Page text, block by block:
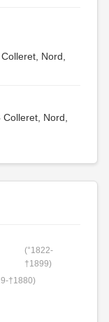
Nord,
Nord,
(°1822-
†1899)
†1880)